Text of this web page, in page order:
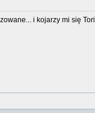
i kojarzy mi się